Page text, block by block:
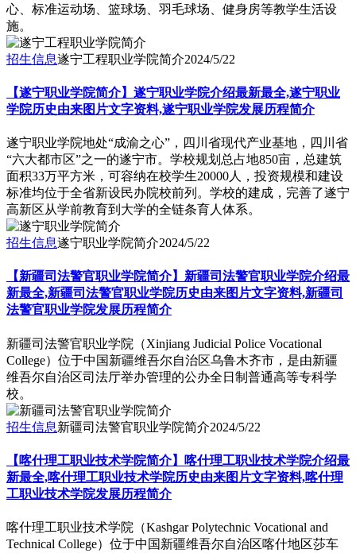
心、标准运动场、篮球场、羽毛球场、健身房等教学生活设
施。
招生信息遂宁工程职业学院简介2024/5/22
【遂宁职业学院简介】遂宁职业学院介绍最新最全,遂宁职业
学院历史由来图片文字资料,遂宁职业学院发展历程简介
遂宁职业学院地处“成渝之心”，四川省现代产业基地，四川省
“六大都市区”之一的遂宁市。学校规划总占地850亩，总建筑
面积33万平方米，可容纳在校学生20000人，投资规模和建设
标准均位于全省新设民办院校前列。学校的建成，完善了遂宁
高新区从学前教育到大学的全链条育人体系。
招生信息遂宁职业学院简介2024/5/22
【新疆司法警官职业学院简介】新疆司法警官职业学院介绍最
新最全,新疆司法警官职业学院历史由来图片文字资料,新疆司
法警官职业学院发展历程简介
新疆司法警官职业学院（Xinjiang Judicial Police Vocational
College）位于中国新疆维吾尔自治区乌鲁木齐市，是由新疆
维吾尔自治区司法厅举办管理的公办全日制普通高等专科学
校。
招生信息新疆司法警官职业学院简介2024/5/22
【喀什理工职业技术学院简介】喀什理工职业技术学院介绍最
新最全,喀什理工职业技术学院历史由来图片文字资料,喀什理
工职业技术学院发展历程简介
喀什理工职业技术学院（Kashgar Polytechnic Vocational and
Technical College）位于中国新疆维吾尔自治区喀什地区莎车